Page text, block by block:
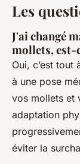
Les
J'ai changé
mollets, est-
Oui, c’est
à une pose
vos mollets et
adaptation
éviter la